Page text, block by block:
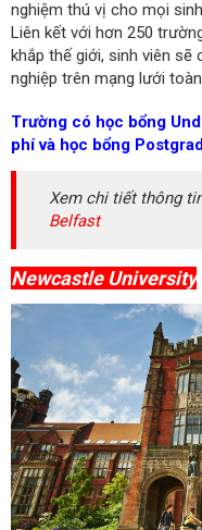
nghiệm thú vị cho mọi
Liên kết với hơn 250
khắp thế giới, sinh viên
nghiệp trên mạng lưới
Trường có học bổng
phí và học bổng
Xem chi tiết thông
Belfast
Newcastle University